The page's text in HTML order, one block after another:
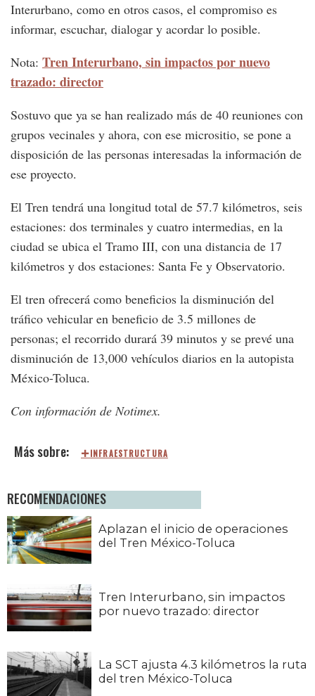
Interurbano, como en otros casos, el compromiso es
informar, escuchar, dialogar y acordar lo posible.
Nota: Tren Interurbano, sin impactos por nuevo
trazado: director
Sostuvo que ya se han realizado más de 40 reuniones con
grupos vecinales y ahora, con ese micrositio, se pone a
disposición de las personas interesadas la información de
ese proyecto.
El Tren tendrá una longitud total de 57.7 kilómetros, seis
estaciones: dos terminales y cuatro intermedias, en la
ciudad se ubica el Tramo III, con una distancia de 17
kilómetros y dos estaciones: Santa Fe y Observatorio.
El tren ofrecerá como beneficios la disminución del
tráfico vehicular en beneficio de 3.5 millones de
personas; el recorrido durará 39 minutos y se prevé una
disminución de 13,000 vehículos diarios en la autopista
México-Toluca.
Con información de Notimex.
INFRAESTRUCTURA
RECOMENDACIONES
Aplazan el inicio de operaciones
del Tren México-Toluca
Tren Interurbano, sin impactos
por nuevo trazado: director
La SCT ajusta 4.3 kilómetros la ruta
del tren México-Toluca